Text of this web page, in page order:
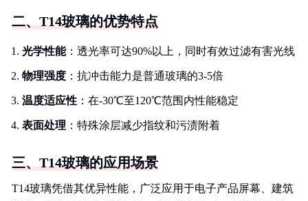
二、T14玻璃的优势特点
光学性能：透光率可达90%以上，同时有效过滤有害光线
物理强度 ：抗冲击能力是普通玻璃的3-5倍
温度适应性 ：在-30℃至120℃范围内性能稳定
表面处理 ：特殊涂层减少指纹和污渍附着
三、T14玻璃的应用场景
T14玻璃凭借其优异性能，广泛应用于电子产品屏幕、建筑